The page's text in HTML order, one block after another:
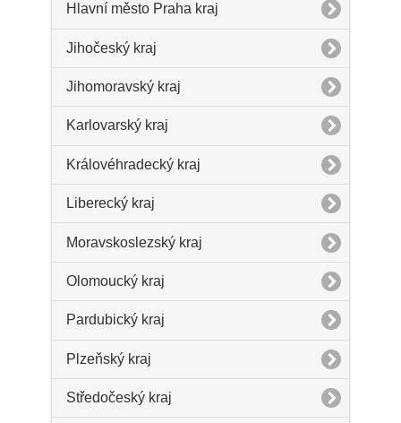
Hlavní město Praha kraj
Jihočeský kraj
Jihomoravský kraj
Karlovarský kraj
Královéhradecký kraj
Liberecký kraj
Moravskoslezský kraj
Olomoucký kraj
Pardubický kraj
Plzeňský kraj
Středočeský kraj